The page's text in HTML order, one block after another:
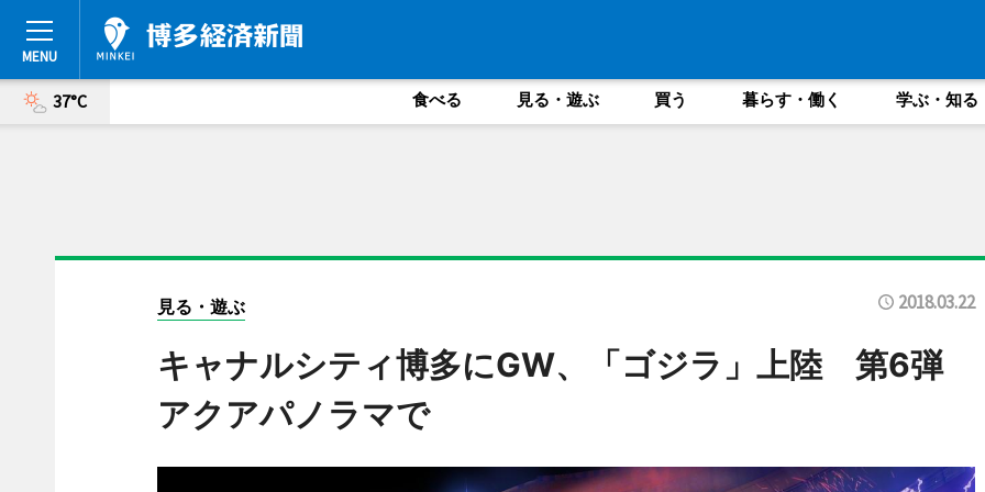
37°C 食べる 見る・遊ぶ 買う 暮らす・働く 学ぶ・知る
見る・遊ぶ 2018.03.22
キャナルシティ博多にGW、「ゴジラ」上陸 第6弾
アクアパノラマで